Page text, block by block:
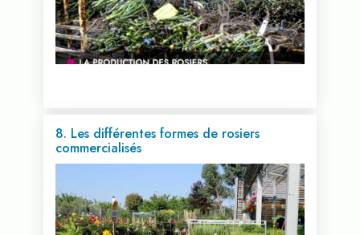
8. Les différentes formes de rosiers
commercialisés